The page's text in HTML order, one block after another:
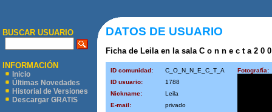
BUSCAR USUARIO
INFORMACIÓN
Inicio
Últimas Novedades
Historial de Versiones
Descargar GRATIS
DATOS DE USUARIO
Ficha de Leila en la sala C o n n e c t a 2 0
ID comunidad: C_O_N_N_E_C_T_A
Fotografía:
ID usuario:
1788
Nickname:
Leila
E-mail:
privado